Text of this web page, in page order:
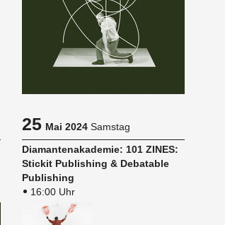
25Mai 2024 Samstag
Dia­man­ten­aka­de­mie: 101 ZINES:
Sti­ckit Pu­blis­hing & De­ba­ta­ble
Pu­blis­hing
16:00 Uhr